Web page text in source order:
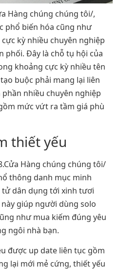
Hàng chúng chúng tôi/,
phổ biến hóa cũng như
kỳ nhiều chuyên nghiệp
phối. Đây là chỗ tụ hội của
khoảng cực kỳ nhiều tên
buộc phải mang lại liên
nhiều chuyên nghiệp
mức vứt ra tầm giá phù
thiết yếu
Hàng chúng chúng tôi/
thông danh mục minh
dân dụng tới xinh tươi
giúp người dùng solo
như mua kiếm đúng yêu
ngôi nhà bạn.
được up date liên tục gồm
lại mới mẻ cứng, thiết yếu